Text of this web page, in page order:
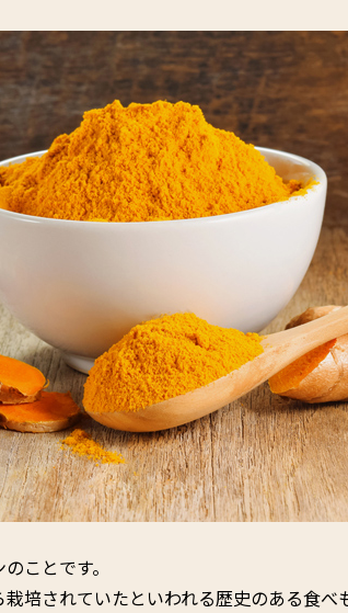
ことです。
培されていたといわれる歴史のある食べ